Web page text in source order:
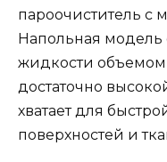
пароочиститель с
Напольная
жидкости объемом
достаточно
хватает для
поверхностей и